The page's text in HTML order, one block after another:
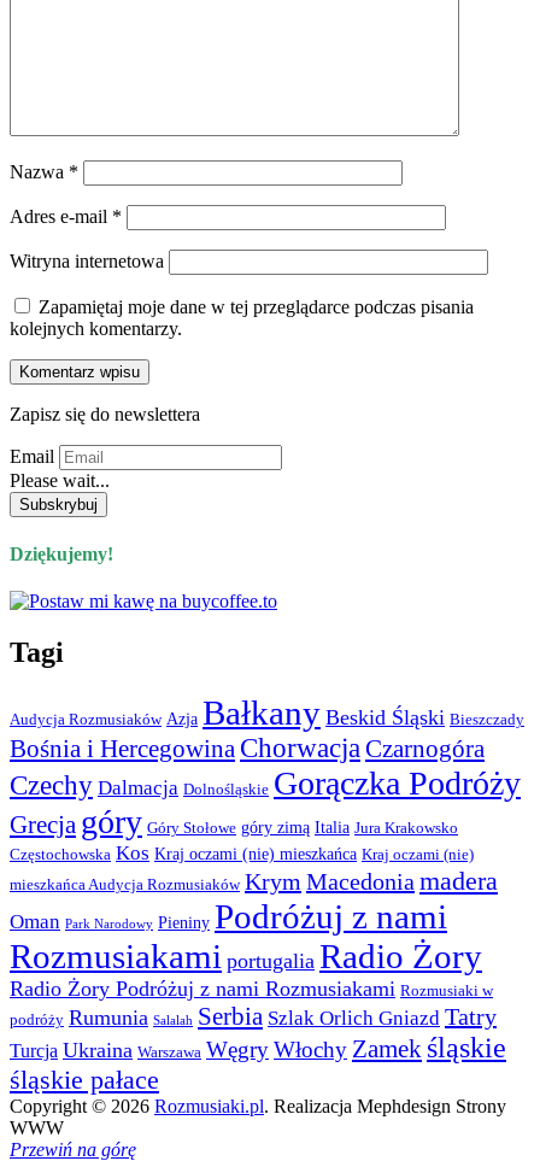
Nazwa *
Adres e-mail *
Witryna internetowa
Zapamiętaj moje dane w tej przeglądarce podczas pisania
kolejnych komentarzy.
Zapisz się do newslettera
Email
Please wait...
Dziękujemy!
Tagi
Audycja Rozmusiaków Azja Bałkany Beskid Śląski Bieszczady
Bośnia i Hercegowina Chorwacja Czarnogóra
Czechy Dalmacja Dolnośląskie Gorączka Podróży
Grecja góry Góry Stołowe góry zimą Italia Jura Krakowsko
Częstochowska Kos Kraj oczami (nie) mieszkańca Kraj oczami (nie)
mieszkańca Audycja Rozmusiaków Krym Macedonia madera
Oman Park Narodowy Pieniny Podróżuj z nami
Rozmusiakami portugalia Radio Żory
Radio Żory Podróżuj z nami Rozmusiakami Rozmusiaki w
podróży Rumunia Salalah Serbia Szlak Orlich Gniazd Tatry
Turcja Ukraina Warszawa WęgryWłochy Zamek śląskie
śląskie pałace
Copyright © 2026 Rozmusiaki.pl. Realizacja Mephdesign Strony
WWW
Przewiń na górę